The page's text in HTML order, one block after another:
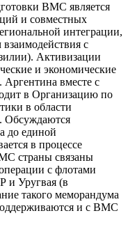
ВМС является
и совместных
интеграции,
взаимодействия с
Активизации
и экономические
Аргентина вместе с
в Организацию по
в области
Обсуждаются
до единой
в процессе
страны связаны
с флотами
и Уругвая (в
такого меморандума
и с ВМС